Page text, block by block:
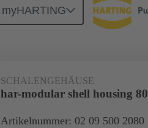
myHARTING
SCHALENGEHÄUSE
har-modular shell housing 80
Artikelnummer: 02 09 500 2080